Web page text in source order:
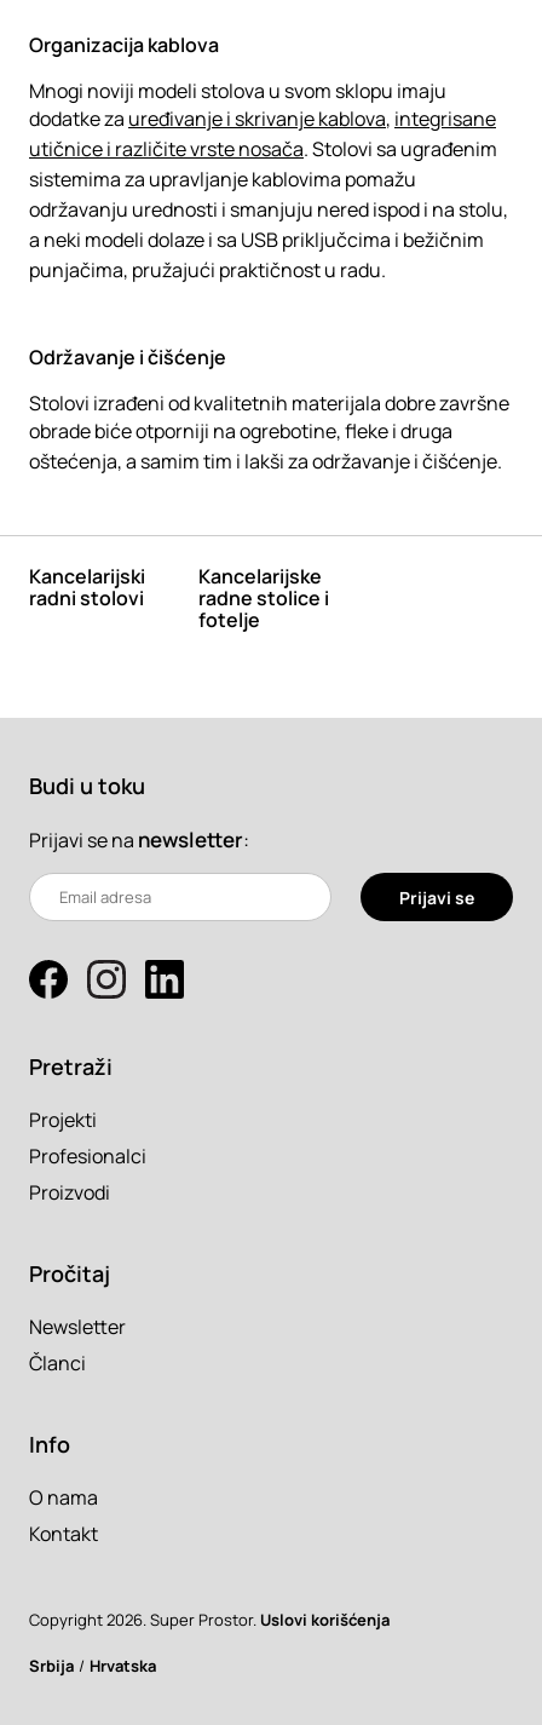
Organizacija kablova
Mnogi noviji modeli stolova u svom sklopu imaju
dodatke za uređivanje i skrivanje kablova, integrisane
utičnice i različite vrste nosača. Stolovi sa ugrađenim
sistemima za upravljanje kablovima pomažu
održavanju urednosti i smanjuju nered ispod i na stolu,
a neki modeli dolaze i sa USB priključcima i bežičnim
punjačima, pružajući praktičnost u radu.
Održavanje i čišćenje
Stolovi izrađeni od kvalitetnih materijala dobre završne
obrade biće otporniji na ogrebotine, fleke i druga
oštećenja, a samim tim i lakši za održavanje i čišćenje.
Kancelarijski
radni stolovi
Kancelarijske
radne stolice i
fotelje
Budi u toku
Prijavi se na newsletter:
Prijavi se
Pretraži
Projekti
Profesionalci
Proizvodi
Pročitaj
Newsletter
Članci
Info
O nama
Kontakt
Copyright 2026. Super Prostor. Uslovi korišćenja
Srbija / Hrvatska